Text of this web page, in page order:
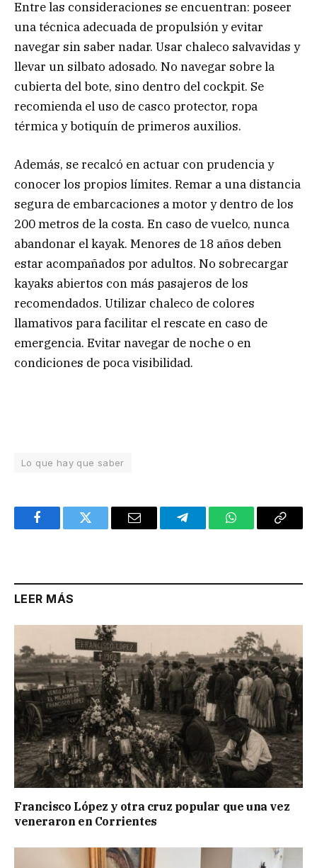
Entre las consideraciones se encuentran: poseer
una técnica adecuada de propulsión y evitar
navegar sin saber nadar. Usar chaleco salvavidas y
llevar un silbato adosado. No navegar sobre la
cubierta del bote, sino dentro del cockpit. Se
recomienda el uso de casco protector, ropa
térmica y botiquín de primeros auxilios.
Además, se recalcó en actuar con prudencia y
conocer los propios límites. Remar a una distancia
segura de embarcaciones a motor y dentro de los
200 metros de la costa. En caso de vuelco, nunca
abandonar el kayak. Menores de 18 años deben
estar acompañados por adultos. No sobrecargar
kayaks abiertos con más pasajeros de los
recomendados. Utilizar chaleco de colores
llamativos para facilitar el rescate en caso de
emergencia. Evitar navegar de noche o en
condiciones de poca visibilidad.
Lo que hay que saber
FacebookTwitter Email TelegramWhatsAppCopy
LEER MÁS
Francisco López y otra cruz popular que una vez
veneraron en Corrientes